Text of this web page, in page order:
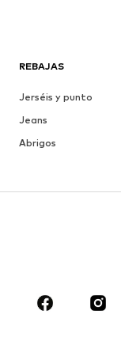
REBAJAS
Jerséis y punto
Jeans
Abrigos
Faldas
Zapatos